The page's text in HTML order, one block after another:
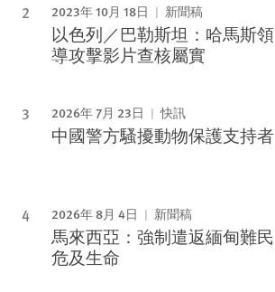
2023年 10月 18日 新聞稿
以色列／巴勒斯坦：哈馬斯領
導攻擊影片查核屬實
2026年 7月 23日 快訊
中國警方騷擾動物保護支持者
2026年 8月 4日 新聞稿
馬來西亞：強制遣返緬甸難民
危及生命